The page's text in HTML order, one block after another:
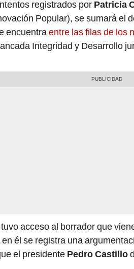
Popular), se sumará el
encuentraentre las filas de los
Integridad y Desarrollo
en él se registra una
el presidente Pedro Castillo
se advierte
un